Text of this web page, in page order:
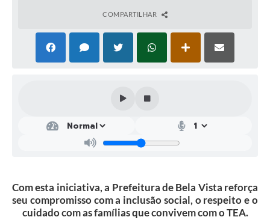
COMPARTILHAR
Com esta iniciativa, a Prefeitura de Bela Vista reforça
seu compromisso com a inclusão social, o respeito e o
cuidado com as famílias que convivem com o TEA.